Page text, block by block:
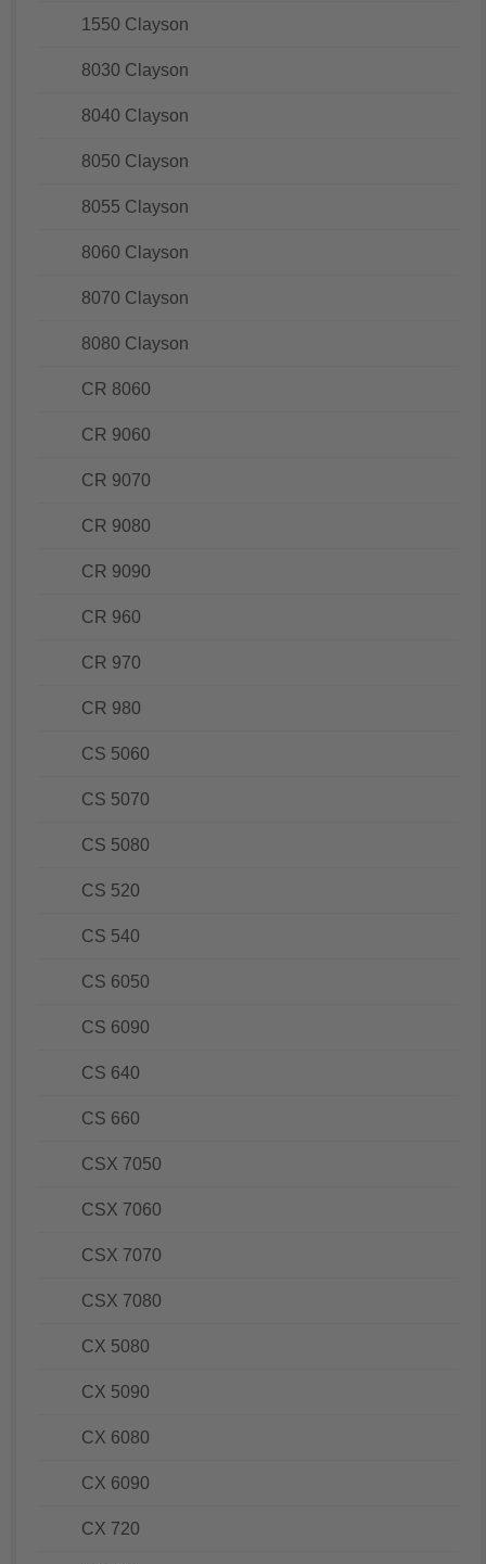
1550 Clayson
8030 Clayson
8040 Clayson
8050 Clayson
8055 Clayson
8060 Clayson
8070 Clayson
8080 Clayson
CR 8060
CR 9060
CR 9070
CR 9080
CR 9090
CR 960
CR 970
CR 980
CS 5060
CS 5070
CS 5080
CS 520
CS 540
CS 6050
CS 6090
CS 640
CS 660
CSX 7050
CSX 7060
CSX 7070
CSX 7080
CX 5080
CX 5090
CX 6080
CX 6090
CX 720